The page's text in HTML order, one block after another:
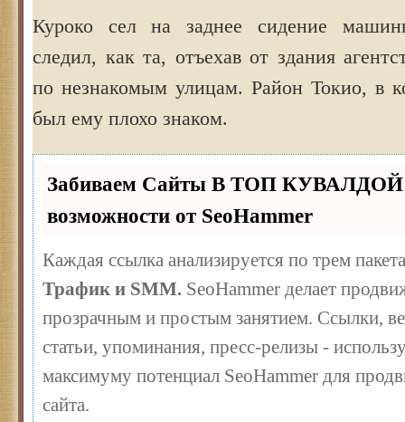
Куроко сел на заднее сидение
следил, как та, отъехав от здания
по незнакомым улицам. Район Токио, в
был ему плохо знаком.
Забиваем Сайты В ТОП КУВАЛДОЙ
возможности от SeoHammer
Каждая ссылка анализируется по трем
Трафик и SMM. SeoHammer делает
прозрачным и простым занятием. Ссылки,
статьи, упоминания, пресс-релизы -
максимуму потенциал SeoHammer для
сайта.